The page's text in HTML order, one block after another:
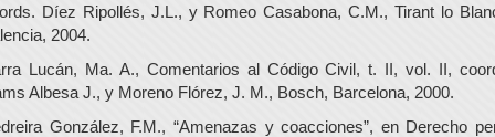
Díez Ripollés, J.L., y Romeo Casabona, C.M., Tirant lo
2004.
Lucán, Ma. A., Comentarios al Código Civil, t. II, vol. II,
Albesa J., y Moreno Flórez, J. M., Bosch, Barcelona, 2000.
González, F.M., “Amenazas y coacciones”, en Derecho